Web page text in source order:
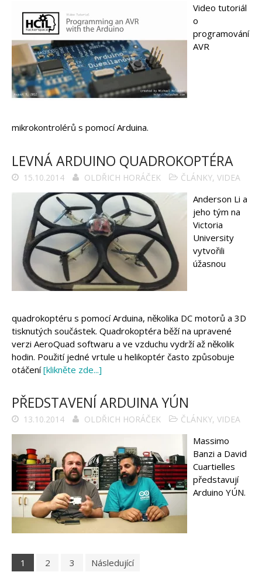
Video tutoriál
o
programování
AVR
mikrokontrolérů s pomocí Arduina.
LEVNÁ ARDUINO QUADROKOPTÉRA
15.10.2014 OLDŘICH HORÁČEK ČLÁNKY, VIDEA
Anderson Li a
jeho tým na
Victoria
University
vytvořili
úžasnou
quadrokoptéru s pomocí Arduina, několika DC motorů a 3D
tisknutých součástek. Quadrokoptéra běží na upravené
verzi AeroQuad softwaru a ve vzduchu vydrží až několik
hodin. Použití jedné vrtule u helikoptér často způsobuje
otáčení[klikněte zde...]
PŘEDSTAVENÍ ARDUINA YÚN
13.10.2014 OLDŘICH HORÁČEK ČLÁNKY, VIDEA
Massimo
Banzi a David
Cuartielles
představují
Arduino YÚN.
1 2 3 Následující